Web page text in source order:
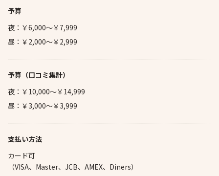
予算
夜：￥6,000～￥7,999
昼：￥2,000～￥2,999
予算 （口コミ集計）
夜：￥10,000～￥14,999
昼：￥3,000～￥3,999
支払い方法
カード可
（VISA、Master、JCB、AMEX、Diners）